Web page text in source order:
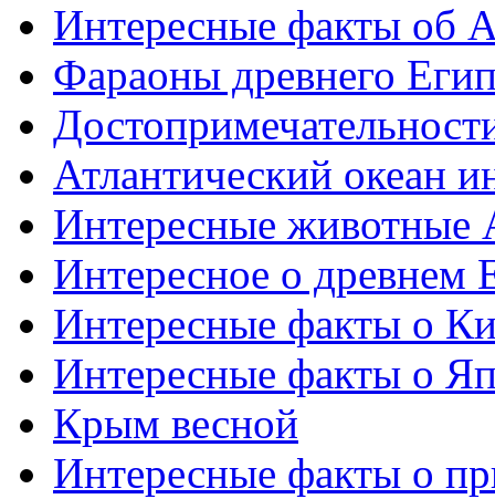
Интересные факты об
Фараоны древнего
Атлантический океан
Интересные животные
Интересное о древнем
Интересные факты о
Интересные факты о
Крым весной
Интересные факты о